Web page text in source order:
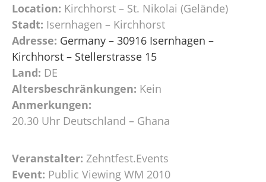
Location: Kirchhorst – St. Nikolai (Gelände)
Stadt: Isernhagen – Kirchhorst
Adresse: Germany – 30916 Isernhagen –
Kirchhorst – Stellerstrasse 15
Land: DE
Altersbeschränkungen: Kein
Anmerkungen:
20.30 Uhr Deutschland – Ghana
Veranstalter: Zehntfest.Events
Event: Public Viewing WM 2010